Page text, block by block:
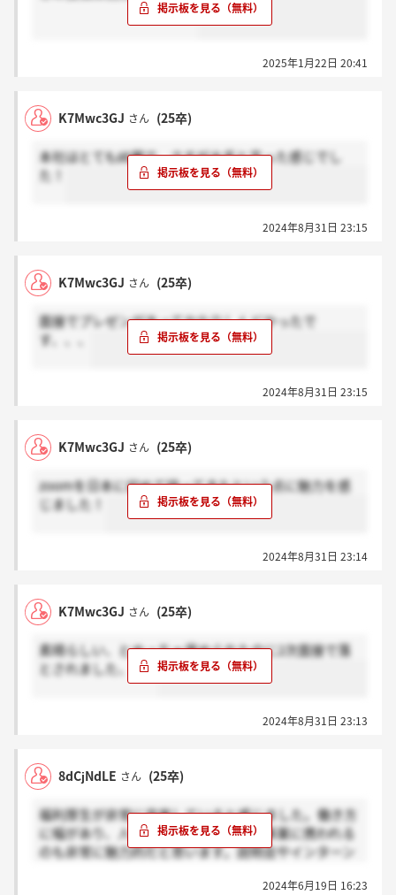
2025年1月22日 20:41
K7Mwc3GJ さん (25卒)
本社はとても綺麗で、さすが大手と言った感じでし
た！
2024年8月31日 23:15
K7Mwc3GJ さん (25卒)
面接でプレゼンがあってかなりしんどかったで
す、、、
2024年8月31日 23:15
K7Mwc3GJ さん (25卒)
zoomを日本に初めて持ってきたという点に魅力を感
じました！
2024年8月31日 23:14
K7Mwc3GJ さん (25卒)
素晴らしい、とめっちゃ褒められたのに2次面接で落
とされました、、、
2024年8月31日 23:13
8dCjNdLE さん (25卒)
福利厚生が非常に充実していると感じました。働き方
に幅があり、人々の生活を担う大きな事業に携われる
のも非常に魅力的だと思います。説明会やインターン
2024年6月19日 16:23